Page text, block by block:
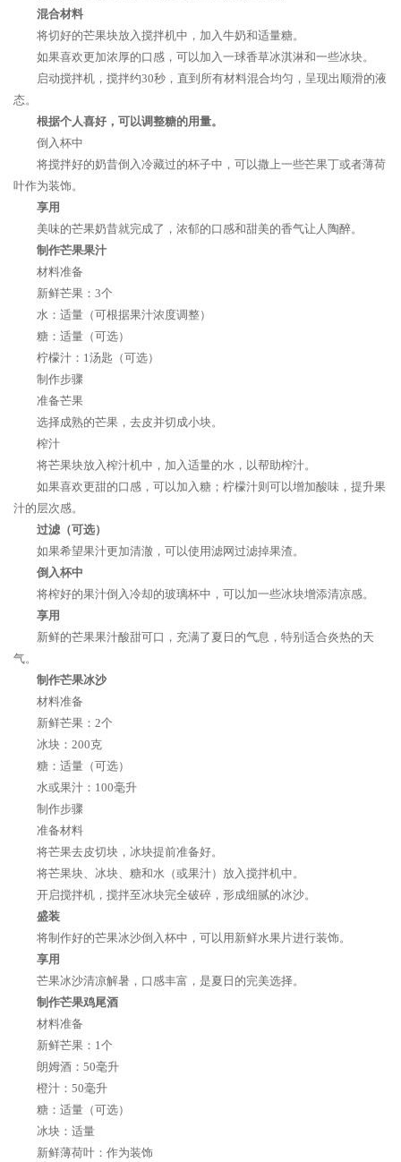
混合材料
将切好的芒果块放入搅拌机中，加入牛奶和适量糖。
如果喜欢更加浓厚的口感，可以加入一球香草冰淇淋和一些冰块。
启动搅拌机，搅拌约30秒，直到所有材料混合均匀，呈现出顺滑的液
态。
根据个人喜好，可以调整糖的用量。
倒入杯中
将搅拌好的奶昔倒入冷藏过的杯子中，可以撒上一些芒果丁或者薄荷
叶作为装饰。
享用
美味的芒果奶昔就完成了，浓郁的口感和甜美的香气让人陶醉。
制作芒果果汁
材料准备
新鲜芒果：3个
水：适量（可根据果汁浓度调整）
糖：适量（可选）
柠檬汁：1汤匙（可选）
制作步骤
准备芒果
选择成熟的芒果，去皮并切成小块。
榨汁
将芒果块放入榨汁机中，加入适量的水，以帮助榨汁。
如果喜欢更甜的口感，可以加入糖；柠檬汁则可以增加酸味，提升果
汁的层次感。
过滤（可选）
如果希望果汁更加清澈，可以使用滤网过滤掉果渣。
倒入杯中
将榨好的果汁倒入冷却的玻璃杯中，可以加一些冰块增添清凉感。
享用
新鲜的芒果果汁酸甜可口，充满了夏日的气息，特别适合炎热的天
气。
制作芒果冰沙
材料准备
新鲜芒果：2个
冰块：200克
糖：适量（可选）
水或果汁：100毫升
制作步骤
准备材料
将芒果去皮切块，冰块提前准备好。
将芒果块、冰块、糖和水（或果汁）放入搅拌机中。
开启搅拌机，搅拌至冰块完全破碎，形成细腻的冰沙。
盛装
将制作好的芒果冰沙倒入杯中，可以用新鲜水果片进行装饰。
享用
芒果冰沙清凉解暑，口感丰富，是夏日的完美选择。
制作芒果鸡尾酒
材料准备
新鲜芒果：1个
朗姆酒：50毫升
橙汁：50毫升
糖：适量（可选）
冰块：适量
新鲜薄荷叶：作为装饰